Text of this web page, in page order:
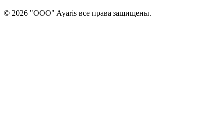
© 2026 "ООО" Ayaris все права защищены.